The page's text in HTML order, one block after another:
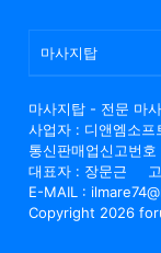
마사지탑
마사지탑 - 전문 마
사업자 : 디앤엠소프
통신판매업신고번
대표자 : 장문근
E-MAIL :
Copyright 2026